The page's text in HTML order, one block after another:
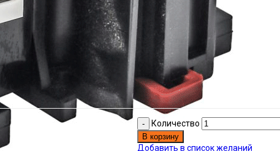
Количество
В корзину
Добавить в список желаний